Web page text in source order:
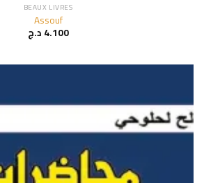
BEAUX LIVRES
Assouf
4.100د.ج